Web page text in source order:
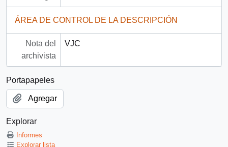
ÁREA DE CONTROL DE LA DESCRIPCIÓN
Nota del
archivista
VJC
Portapapeles
Agregar
Explorar
Informes
Explorar lista